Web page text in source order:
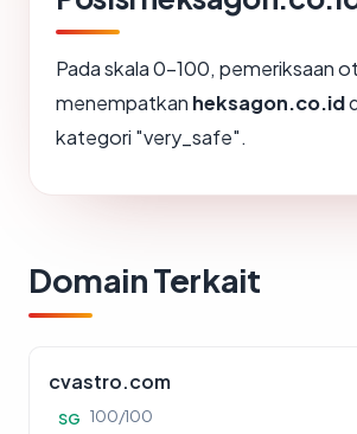
Pada skala 0-100, pemeriksaan
menempatkan heksagon.co.id
kategori "very_safe".
Domain Terkait
cvastro.com
SG 100/100